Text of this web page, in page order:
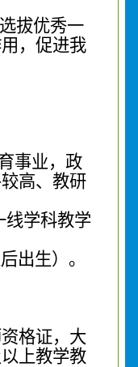
拔优秀一
，促进我
事业，政
高、教研
线学科教学
出生）。
格证， 大
以上教学教